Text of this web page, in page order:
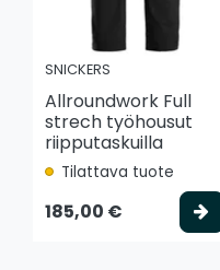
SNICKERS
Allroundwork Full
strech työhousut
riipputaskuilla
Tilattava tuote
185,00 €